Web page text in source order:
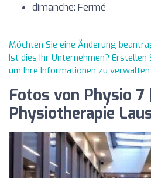
dimanche: Fermé
Möchten Sie eine Änderung
Ist dies Ihr Unternehmen?
um Ihre Informationen zu verwalten
Fotos von Physio 7
Physiotherapie